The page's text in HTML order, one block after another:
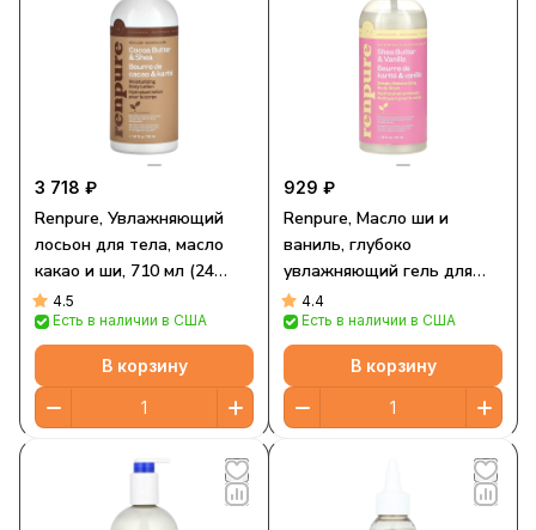
3 718 ₽
Renpure, Увлажняющий
лосьон для тела, масло
какао и ши, 710 мл (24
жидк. Унции)
4.5
Есть в наличии в США
В корзину
929 ₽
Renpure, Масло ши и
ваниль, глубоко
увлажняющий гель для
душа, 710 мл (24 жидк.
Унции)
4.4
Есть в наличии в США
В корзину